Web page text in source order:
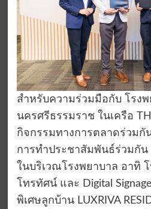
สำหรับความร่วมมือกับ โรง
นครศรีธรรมราช ในเครือ
กิจกรรมทางการตลาดร่วมกัน
การทำประชาสัมพันธ์ร่วมกัน
ในบริเวณโรงพยาบาล อาทิ
โทรทัศน์ และ Digital
พิเศษลูกบ้าน LUXRIVA